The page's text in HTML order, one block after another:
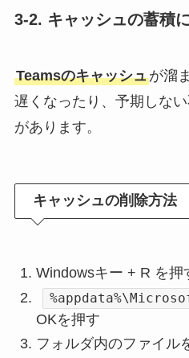
3-2. キャッシュの蓄積
Teamsのキャッシュが溜
遅くなったり、予期しな
があります。
キャッシュの削除方法
Windowsキー + R を押
OKを押す
フォルダ内のファイル